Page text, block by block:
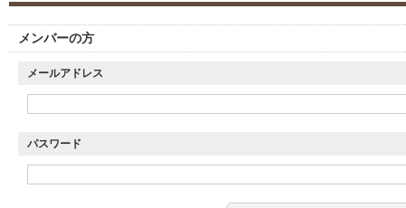
メンバーの方
メールアドレス
パスワード